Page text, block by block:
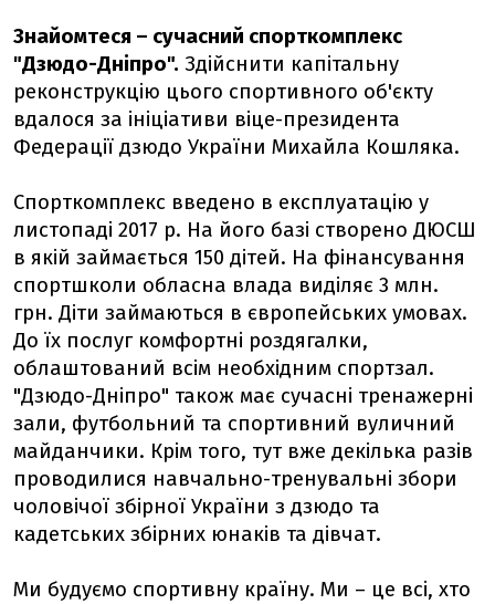
Знайомтеся – сучасний спорткомплекс
"Дзюдо-Дніпро". Здійснити капітальну
реконструкцію цього спортивного об'єкту
вдалося за ініціативи віце-президента
Федерації дзюдо України Михайла Кошляка.
Спорткомплекс введено в експлуатацію у
листопаді 2017 р. На його базі створено ДЮСШ
в якій займається 150 дітей. На фінансування
спортшколи обласна влада виділяє 3 млн.
грн. Діти займаються в європейських умовах.
До їх послуг комфортні роздягалки,
облаштований всім необхідним спортзал.
"Дзюдо-Дніпро" також має сучасні тренажерні
зали, футбольний та спортивний вуличний
майданчики. Крім того, тут вже декілька разів
проводилися навчально-тренувальні збори
чоловічої збірної України з дзюдо та
кадетських збірних юнаків та дівчат.
Ми будуємо спортивну країну. Ми – це всі, хто